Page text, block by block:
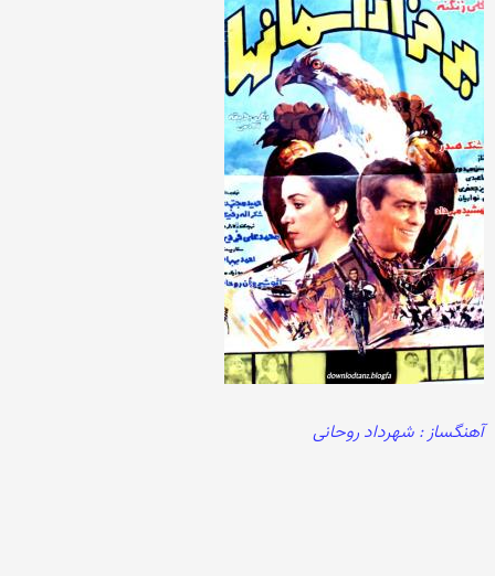
آهنگساز : شهرداد روحانی